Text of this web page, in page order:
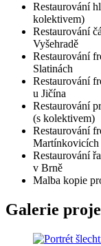
Restaurování
kolektivem)
Restaurování
Vyšehradě
Restaurování
Slatinách
Restaurování
u Jičína
Restaurování
(s kolektivem)
Restaurování
Martínkovicích
Restaurování
v Brně
Malba kopie
Galerie